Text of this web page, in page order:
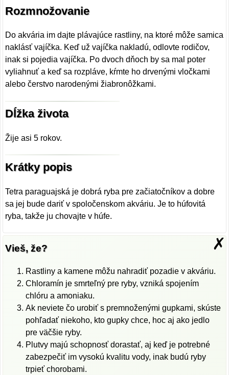
Rozmnožovanie
Do akvária im dajte plávajúce rastliny, na ktoré môže samica
naklásť vajíčka. Keď už vajíčka nakladú, odlovte rodičov,
inak si pojedia vajíčka. Po dvoch dňoch by sa mal poter
vyliahnuť a keď sa rozpláve, kŕmte ho drvenými vločkami
alebo čerstvo narodenými žiabronôžkami.
Dĺžka života
Žije asi 5 rokov.
Krátky popis
Tetra paraguajská je dobrá ryba pre začiatočníkov a dobre
sa jej bude dariť v spoločenskom akváriu. Je to húfovitá
ryba, takže ju chovajte v húfe.
✗
Vieš, že?
Rastliny a kamene môžu nahradiť pozadie v akváriu.
Chloramín je smrteľný pre ryby, vzniká spojením
chlóru a amoniaku.
Ak neviete čo urobiť s premnoženými gupkami, skúste
pohľadať niekoho, kto gupky chce, hoc aj ako jedlo
pre väčšie ryby.
Plutvy majú schopnosť dorastať, aj keď je potrebné
zabezpečiť im vysokú kvalitu vody, inak budú ryby
trpieť chorobami.